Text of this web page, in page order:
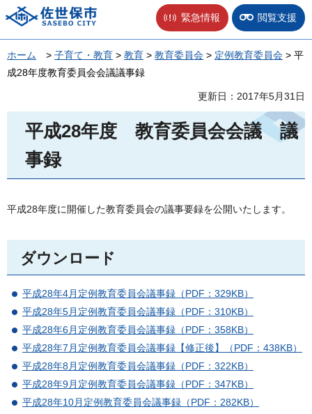
佐世保市 緊急情報 閲覧支援
ホーム > 子育て・教育 > 教育 > 教育委員会 > 定例教育委員会 > 平
成28年度教育委員会会議議事録
更新日：2017年5月31日
平成28年度 教育委員会会議
議
事録
平成28年度に開催した教育委員会の議事要録を公開いたします。
ダウンロード
平成28年4月定例教育委員会議事録（PDF：329KB）
平成28年5月定例教育委員会議事録（PDF：310KB）
平成28年6月定例教育委員会議事録（PDF：358KB）
平成28年7月定例教育委員会議事録【修正後】（PDF：438KB）
平成28年8月定例教育委員会議事録（PDF：322KB）
平成28年9月定例教育委員会議事録（PDF：347KB）
平成28年10月定例教育委員会議事録（PDF：282KB）